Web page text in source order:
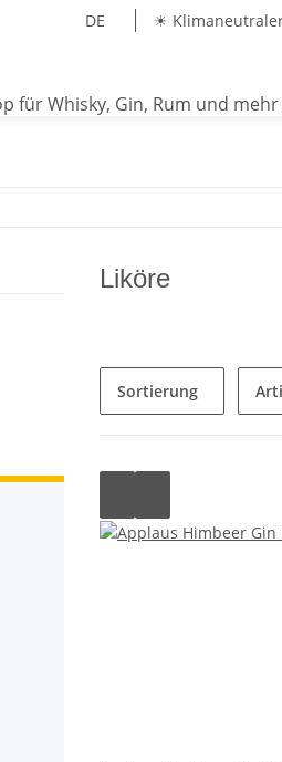
DE ☀
Liköre
Sortierung